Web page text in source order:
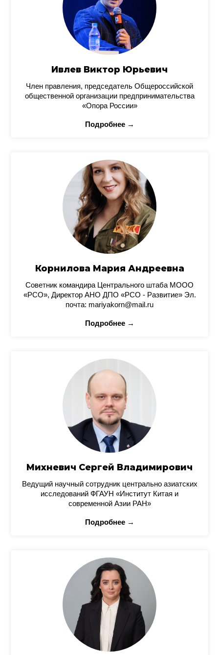
Ивлев Виктор Юрьевич
Член правления, председатель Общероссийской
общественной организации предпринимательства
«Опора России»
Подробнее →
Корнилова Мария Андреевна
Советник командира Центрального штаба МООО
«РСО», Директор АНО ДПО «РСО - Развитие» Эл.
почта: mariyakorn@mail.ru
Подробнее →
Михневич Сергей Владимирович
Ведущий научный сотрудник центрально азиатских
исследований ФГАУН «Институт Китая и
современной Азии РАН»
Подробнее →